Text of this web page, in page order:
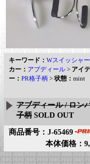
キーワード： Wスイッシャー
カー： アブディール > アイ
ー： PR格子柄 >状態： mint
アブディール / ロン
子柄 SOLD OUT
商品番号：J-65469
本体価格：